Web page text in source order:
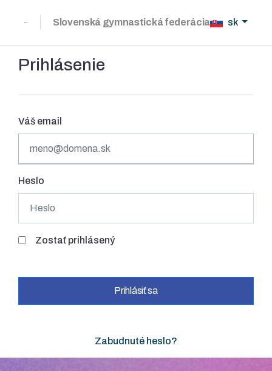
Slovenská gymnastická federácia sk
Prihlásenie
Váš email
Heslo
Zostať prihlásený
Prihlásiť sa
Zabudnuté heslo?